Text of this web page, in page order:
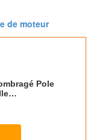
de moteur
Pole